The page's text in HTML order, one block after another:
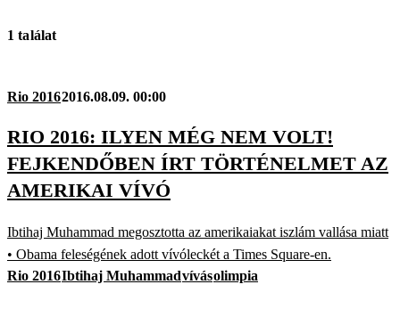
1 találat
Rio 20162016.08.09. 00:00
RIO 2016: ILYEN MÉG NEM VOLT!
FEJKENDŐBEN ÍRT TÖRTÉNELMET AZ
AMERIKAI VÍVÓ
Ibtihaj Muhammad megosztotta az amerikaiakat iszlám vallása miatt
• Obama feleségének adott vívóleckét a Times Square-en.
Rio 2016Ibtihaj Muhammadvívásolimpia